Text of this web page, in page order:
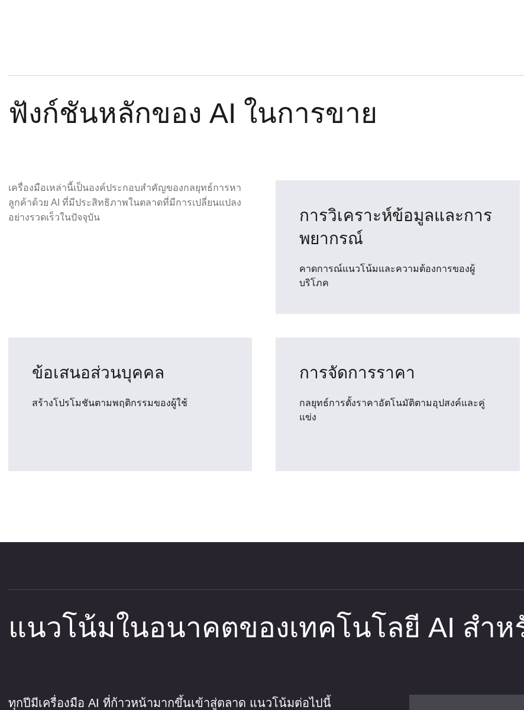
ฟังก์ชันหลักของ AI ในการขาย
เครื่องมือเหล่านี้เป็นองค์ประกอบสำคัญของกลยุทธ์การหา
ลูกค้าด้วย AI ที่มีประสิทธิภาพในตลาดที่มีการเปลี่ยนแปลง
อย่างรวดเร็วในปัจจุบัน
การวิเคราะห์ข้อมูลและการ
พยากรณ์
คาดการณ์แนวโน้มและความต้องการของผู้
บริโภค
ข้อเสนอส่วนบุคคล
สร้างโปรโมชันตามพฤติกรรมของผู้ใช้
การจัดการราคา
กลยุทธ์การตั้งราคาอัตโนมัติตามอุปสงค์และคู่
แข่ง
แนวโน้มในอนาคตของเทคโนโลยี AI สำห
ทุกปีมีเครื่องมือ AI ที่ก้าวหน้ามากขึ้นเข้าสู่ตลาด แนวโน้มต่อไปนี้